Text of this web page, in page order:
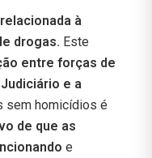
relacionada à
drogas. Este
entre forças de
e a
sem homicídios é
de que as
e